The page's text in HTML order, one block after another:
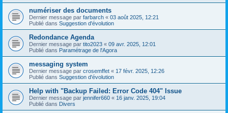
numériser des documents
Dernier message par farbarch « 03 août 2025, 12:21
Publié dans Suggestion d'évolution
Redondance Agenda
Dernier message par tito2023 « 09 avr. 2025, 12:01
Publié dans Paramétrage de l'Agora
messaging system
Dernier message par crosemffet « 17 févr. 2025, 12:26
Publié dans Suggestion d'évolution
Help with "Backup Failed: Error Code 404" Issue
Dernier message par jennifer660 « 16 janv. 2025, 19:04
Publié dans Divers